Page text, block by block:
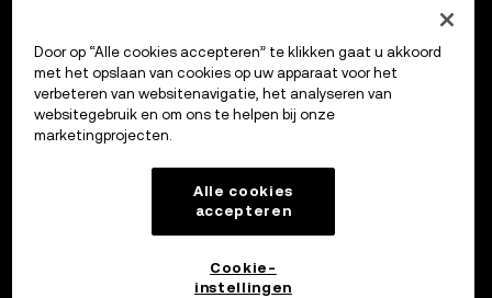
Door op “Alle cookies accepteren” te klikken gaat u akkoord
met het opslaan van cookies op uw apparaat voor het
verbeteren van websitenavigatie, het analyseren van
websitegebruik en om ons te helpen bij onze
marketingprojecten.
Alle cookies
accepteren
Cookie-
instellingen